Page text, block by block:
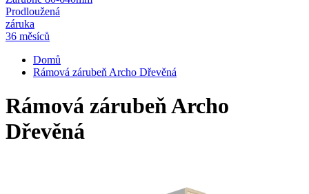
Prodloužená
záruka
36 měsíců
Domů
Rámová zárubeň Archo Dřevěná
Rámová zárubeň Archo
Dřevěná